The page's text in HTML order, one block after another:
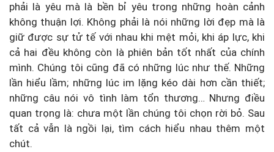
phải là yêu mà là bền bỉ yêu trong những hoàn cảnh
không thuận lợi. Không phải là nói những lời đẹp mà là
giữ được sự tử tế với nhau khi mệt mỏi, khi áp lực, khi
cả hai đều không còn là phiên bản tốt nhất của chính
mình. Chúng tôi cũng đã có những lúc như thế. Những
lần hiểu lầm; những lúc im lặng kéo dài hơn cần thiết;
những câu nói vô tình làm tổn thương… Nhưng điều
quan trọng là: chưa một lần chúng tôi chọn rời bỏ. Sau
tất cả vẫn là ngồi lại, tìm cách hiểu nhau thêm một
chút.